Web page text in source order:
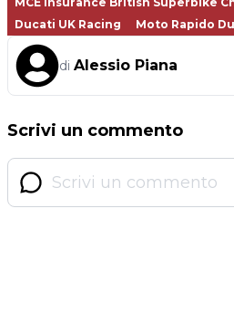
Ducati UK Racing
Moto Rapido
di Alessio Piana
Scrivi un commento